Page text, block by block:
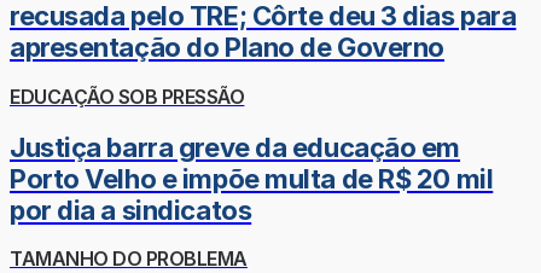
recusada pelo TRE; Côrte deu 3 dias para
apresentação do Plano de Governo
EDUCAÇÃO SOB PRESSÃO
Justiça barra greve da educação em
Porto Velho e impõe multa de R$ 20 mil
por dia a sindicatos
TAMANHO DO PROBLEMA